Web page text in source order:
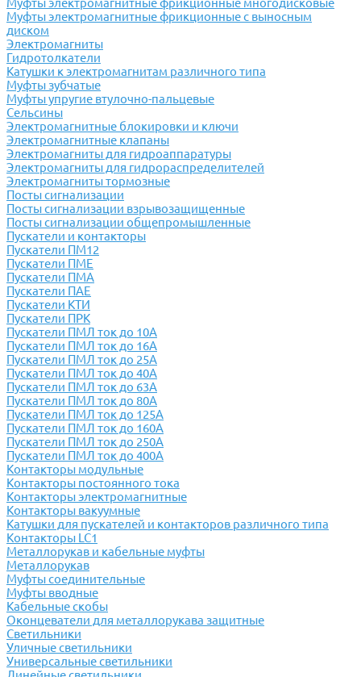
Муфты электромагнитные фрикционные многодисковые
Муфты электромагнитные фрикционные с выносным
диском
Электромагниты
Гидротолкатели
Катушки к электромагнитам различного типа
Муфты зубчатые
Муфты упругие втулочно-пальцевые
Сельсины
Электромагнитные блокировки и ключи
Электромагнитные клапаны
Электромагниты для гидроаппаратуры
Электромагниты для гидрораспределителей
Электромагниты тормозные
Посты сигнализации
Посты сигнализации взрывозащищенные
Посты сигнализации общепромышленные
Пускатели и контакторы
Пускатели ПМ12
Пускатели ПМЕ
Пускатели ПМА
Пускатели ПАЕ
Пускатели КТИ
Пускатели ПРК
Пускатели ПМЛ ток до 10А
Пускатели ПМЛ ток до 16А
Пускатели ПМЛ ток до 25А
Пускатели ПМЛ ток до 40А
Пускатели ПМЛ ток до 63А
Пускатели ПМЛ ток до 80А
Пускатели ПМЛ ток до 125А
Пускатели ПМЛ ток до 160А
Пускатели ПМЛ ток до 250А
Пускатели ПМЛ ток до 400А
Контакторы модульные
Контакторы постоянного тока
Контакторы электромагнитные
Контакторы вакуумные
Катушки для пускателей и контакторов различного типа
Контакторы LC1
Металлорукав и кабельные муфты
Металлорукав
Муфты соединительные
Муфты вводные
Кабельные скобы
Оконцеватели для металлорукава защитные
Светильники
Уличные светильники
Универсальные светильники